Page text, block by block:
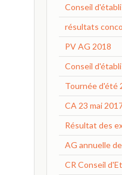
Conseil
résultats
PV AG 2018
Conseil
Tournée d'été
CA 23 mai
Résultat des
AG annuelle
CR Conseil